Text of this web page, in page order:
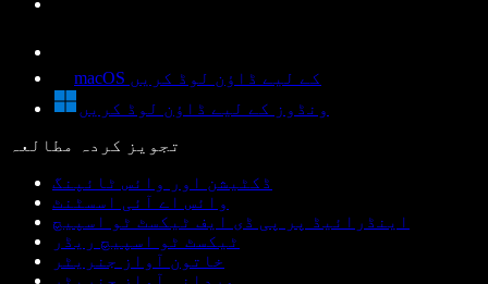
macOS کے لیے ڈاؤن لوڈ کریں
ونڈوز کے لیے ڈاؤن لوڈ کریں
تجویز کردہ مطالعہ
ڈکٹیشن اور وائس ٹائپنگ
وائس اے آئی اسسٹنٹ
اینڈرائیڈ پر پی ڈی ایف ٹیکسٹ ٹو اسپیچ
ٹیکسٹ ٹو اسپیچ ریڈر
خاتون آواز جنریٹر
مردانہ آواز جنریٹر